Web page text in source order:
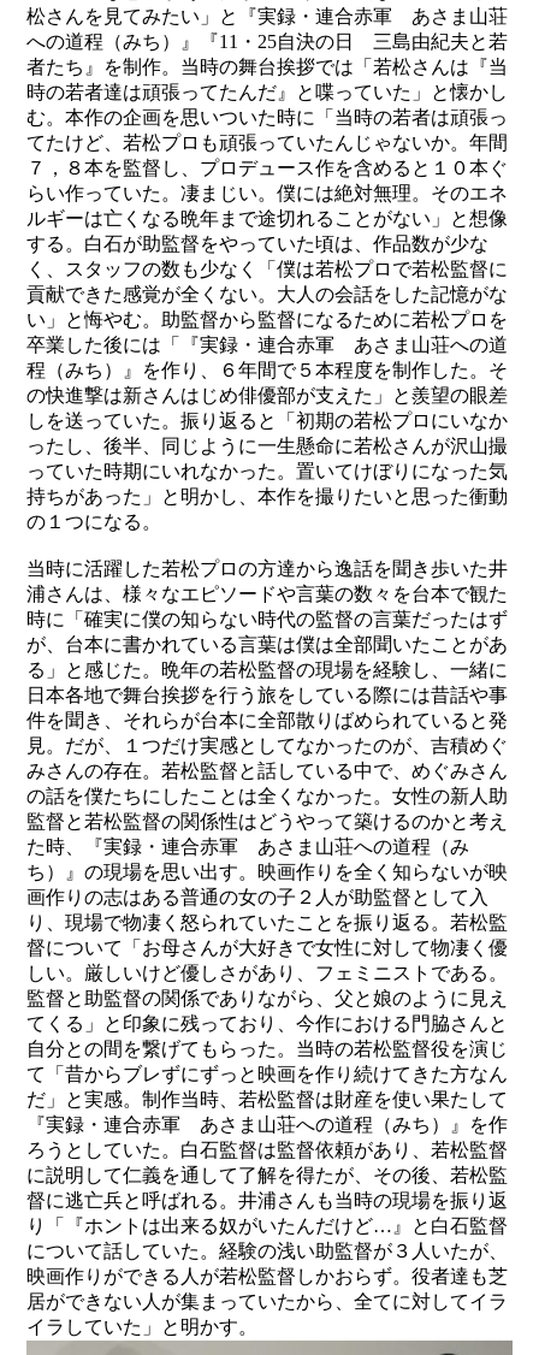
松さんを見てみたい」と『実録・連合赤軍 あさま山荘
への道程（みち）』『11・25自決の日 三島由紀夫と若
者たち』を制作。当時の舞台挨拶では「若松さんは『当
時の若者達は頑張ってたんだ』と喋っていた」と懐かし
む。本作の企画を思いついた時に「当時の若者は頑張っ
てたけど、若松プロも頑張っていたんじゃないか。年間
７，８本を監督し、プロデュース作を含めると１０本ぐ
らい作っていた。凄まじい。僕には絶対無理。そのエネ
ルギーは亡くなる晩年まで途切れることがない」と想像
する。白石が助監督をやっていた頃は、作品数が少な
く、スタッフの数も少なく「僕は若松プロで若松監督に
貢献できた感覚が全くない。大人の会話をした記憶がな
い」と悔やむ。助監督から監督になるために若松プロを
卒業した後には「『実録・連合赤軍 あさま山荘への道
程（みち）』を作り、６年間で５本程度を制作した。そ
の快進撃は新さんはじめ俳優部が支えた」と羨望の眼差
しを送っていた。振り返ると「初期の若松プロにいなか
ったし、後半、同じように一生懸命に若松さんが沢山撮
っていた時期にいれなかった。置いてけぼりになった気
持ちがあった」と明かし、本作を撮りたいと思った衝動
の１つになる。
当時に活躍した若松プロの方達から逸話を聞き歩いた井
浦さんは、様々なエピソードや言葉の数々を台本で観た
時に「確実に僕の知らない時代の監督の言葉だったはず
が、台本に書かれている言葉は僕は全部聞いたことがあ
る」と感じた。晩年の若松監督の現場を経験し、一緒に
日本各地で舞台挨拶を行う旅をしている際には昔話や事
件を聞き、それらが台本に全部散りばめられていると発
見。だが、１つだけ実感としてなかったのが、吉積めぐ
みさんの存在。若松監督と話している中で、めぐみさん
の話を僕たちにしたことは全くなかった。女性の新人助
監督と若松監督の関係性はどうやって築けるのかと考え
た時、『実録・連合赤軍 あさま山荘への道程（み
ち）』の現場を思い出す。映画作りを全く知らないが映
画作りの志はある普通の女の子２人が助監督として入
り、現場で物凄く怒られていたことを振り返る。若松監
督について「お母さんが大好きで女性に対して物凄く優
しい。厳しいけど優しさがあり、フェミニストである。
監督と助監督の関係でありながら、父と娘のように見え
てくる」と印象に残っており、今作における門脇さんと
自分との間を繋げてもらった。当時の若松監督役を演じ
て「昔からブレずにずっと映画を作り続けてきた方なん
だ」と実感。制作当時、若松監督は財産を使い果たして
『実録・連合赤軍 あさま山荘への道程（みち）』を作
ろうとしていた。白石監督は監督依頼があり、若松監督
に説明して仁義を通して了解を得たが、その後、若松監
督に逃亡兵と呼ばれる。井浦さんも当時の現場を振り返
り「『ホントは出来る奴がいたんだけど…』と白石監督
について話していた。経験の浅い助監督が３人いたが、
映画作りができる人が若松監督しかおらず。役者達も芝
居ができない人が集まっていたから、全てに対してイラ
イラしていた」と明かす。